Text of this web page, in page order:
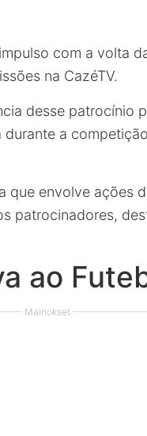
com a volta
na CazéTV.
desse patrocínio
a
que envolve ações
patrocinadores,
ao
Mainokset